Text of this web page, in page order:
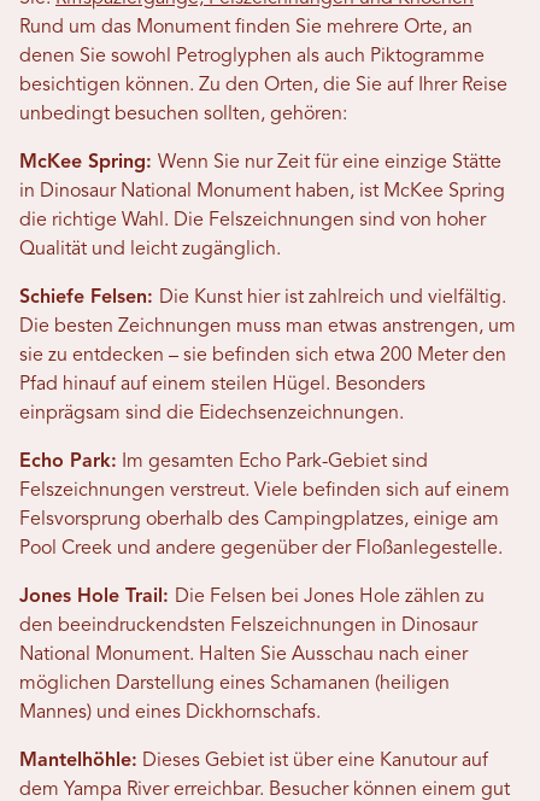
Rund um das Monument finden Sie mehrere Orte, an
denen Sie sowohl Petroglyphen als auch Piktogramme
besichtigen können. Zu den Orten, die Sie auf Ihrer Reise
unbedingt besuchen sollten, gehören:
McKee Spring: Wenn Sie nur Zeit für eine einzige Stätte
in Dinosaur National Monument haben, ist McKee Spring
die richtige Wahl. Die Felszeichnungen sind von hoher
Qualität und leicht zugänglich.
Schiefe Felsen: Die Kunst hier ist zahlreich und vielfältig.
Die besten Zeichnungen muss man etwas anstrengen, um
sie zu entdecken – sie befinden sich etwa 200 Meter den
Pfad hinauf auf einem steilen Hügel. Besonders
einprägsam sind die Eidechsenzeichnungen.
Echo Park: Im gesamten Echo Park-Gebiet sind
Felszeichnungen verstreut. Viele befinden sich auf einem
Felsvorsprung oberhalb des Campingplatzes, einige am
Pool Creek und andere gegenüber der Floßanlegestelle.
Jones Hole Trail: Die Felsen bei Jones Hole zählen zu
den beeindruckendsten Felszeichnungen in Dinosaur
National Monument. Halten Sie Ausschau nach einer
möglichen Darstellung eines Schamanen (heiligen
Mannes) und eines Dickhornschafs.
Mantelhöhle: Dieses Gebiet ist über eine Kanutour auf
dem Yampa River erreichbar. Besucher können einem gut